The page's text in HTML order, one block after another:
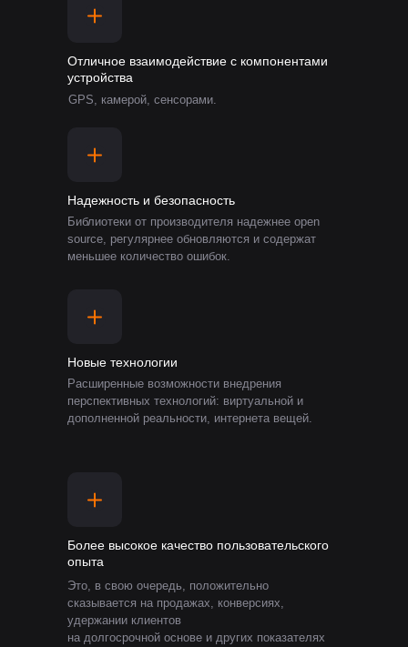
Библиотеки от производителя надежнее open
source, регулярнее обновляются и содержат
меньшее количество ошибок.
Надежность и безопасность
Это, в свою очередь, положительно
сказывается на продажах, конверсиях,
удержании клиентов
на долгосрочной основе и других показателях
Более высокое качество пользовательского
опыта
Расширенные возможности внедрения
перспективных технологий: виртуальной и
дополненной реальности, интернета вещей.
Новые технологии
GPS, камерой, сенсорами.
Отличное взаимодействие с компонентами
устройства